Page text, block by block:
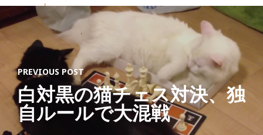
し
可
能
く
ろ
PREVIOUS POST
白対黒の猫チェス対決、独
自ルールで大混戦